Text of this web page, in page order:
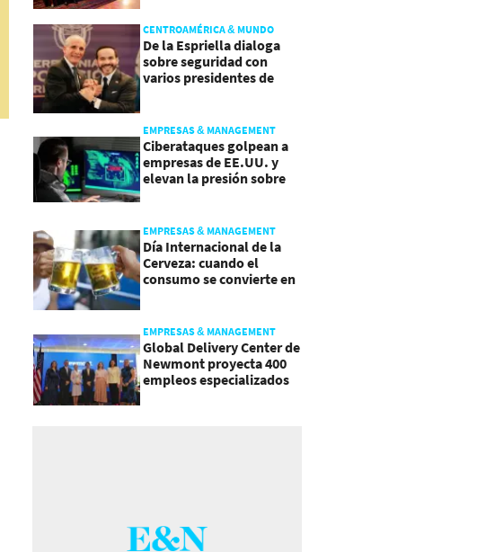
CENTROAMÉRICA & MUNDO
De la Espriella dialoga
sobre seguridad con
varios presidentes de
EMPRESAS & MANAGEMENT
Ciberataques golpean a
empresas de EE.UU. y
elevan la presión sobre
EMPRESAS & MANAGEMENT
Día Internacional de la
Cerveza: cuando el
consumo se convierte en
EMPRESAS & MANAGEMENT
Global Delivery Center de
Newmont proyecta 400
empleos especializados